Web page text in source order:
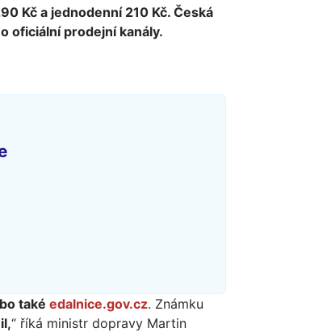
Kč a jednodenní 210 Kč. Česká
oficiální prodejní kanály.
také edalnice.gov.cz. Známku
“ říká ministr dopravy Martin